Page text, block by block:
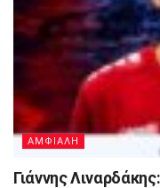
ΑΜΦΙΑΛΗ
Γιάννης